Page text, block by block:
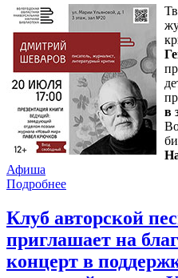
в
Афиша
Подробнее
Клуб авторской
приглашает на
концерт в